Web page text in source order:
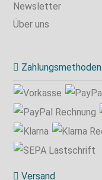
Newsletter
Über uns
Zahlungsmethoden
Versand